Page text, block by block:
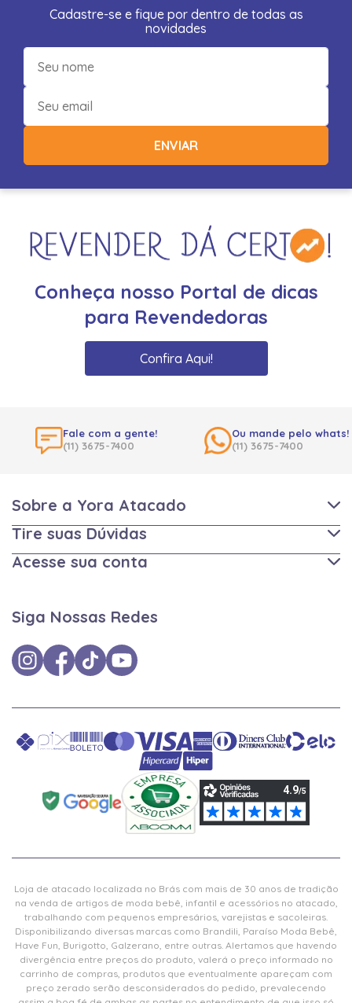
Cadastre-se e fique por dentro de todas as
novidades
ENVIAR
Conheça nosso Portal de dicas
para Revendedoras
Confira Aqui!
Fale com a gente!
(11) 3675-7400
Ou mande pelo whats!
(11) 3675-7400
Sobre a Yora Atacado
Tire suas Dúvidas
Acesse sua conta
Siga Nossas Redes
Loja de atacado localizada no Brás com mais de 30 anos de tradição
na venda de artigos de moda bebê, infantil e acessórios no atacado,
trabalhando com pequenos empresários, varejistas e sacoleiras.
Disponibilizando diversas marcas como Brandili, Paraíso Moda Bebê,
Have Fun, Burigotto, Galzerano, entre outras. Alertamos que havendo
divergência entre preços do produto, valerá o preço informado no
carrinho de compras, produtos que eventualmente apareçam com
preço zerado serão desconsiderados do pedido, prevalecendo